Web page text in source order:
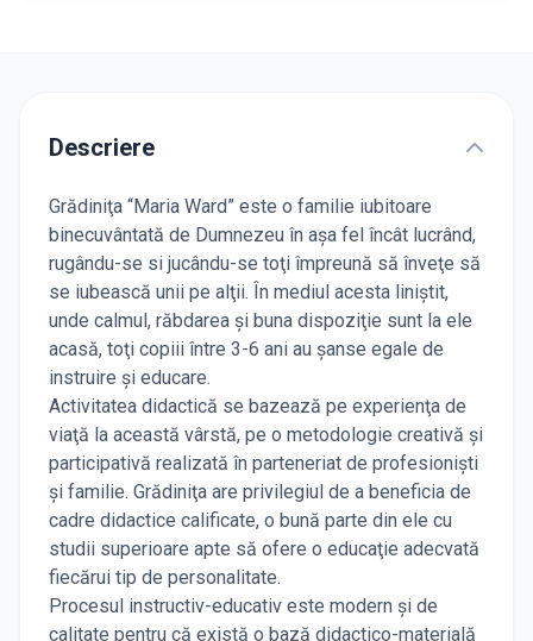
Descriere
Grădiniţa “Maria Ward” este o familie iubitoare
binecuvântată de Dumnezeu în aşa fel încât lucrând,
rugându-se si jucându-se toţi împreună să înveţe să
se iubească unii pe alţii. În mediul acesta liniștit,
unde calmul, răbdarea şi buna dispoziţie sunt la ele
acasă, toţi copiii între 3-6 ani au şanse egale de
instruire şi educare.
Activitatea didactică se bazează pe experienţa de
viaţă la această vârstă, pe o metodologie creativă şi
participativă realizată în parteneriat de profesionişti
şi familie. Grădiniţa are privilegiul de a beneficia de
cadre didactice calificate, o bună parte din ele cu
studii superioare apte să ofere o educaţie adecvată
fiecărui tip de personalitate.
Procesul instructiv-educativ este modern şi de
calitate pentru că există o bază didactico-materială